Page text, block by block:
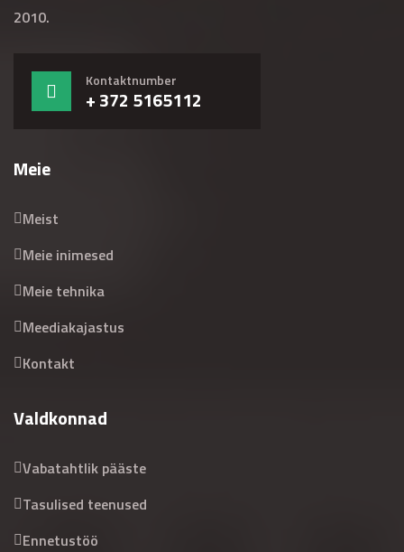
2010.
Kontaktnumber
+ 372 5165112
Meie
Meist
Meie inimesed
Meie tehnika
Meediakajastus
Kontakt
Valdkonnad
Vabatahtlik pääste
Tasulised teenused
Ennetustöö